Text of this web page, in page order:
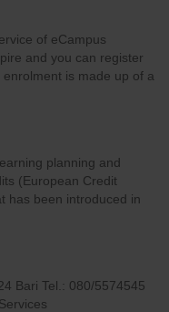
of eCampus
and you can register
is made up of a
planning and
(European Credit
has been introduced in
Bari Tel.: 080/5574545